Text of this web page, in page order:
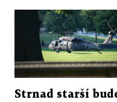
Strnad starší